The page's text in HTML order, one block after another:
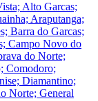
Alto Garcas;
Araputanga;
Barra do Garcas;
Campo Novo do
do Norte;
Comodoro;
Diamantino;
Norte; General